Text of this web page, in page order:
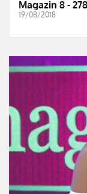
Magazin 8 -
19/08/2018